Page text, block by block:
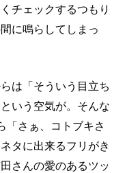
チェックするつもり
に鳴らしてしまっ
は「そういう目立ち
いう空気が。そんな
「さぁ、コトブキさ
タに出来るフリがき
さんの愛のあるツッ